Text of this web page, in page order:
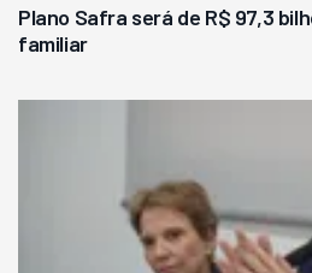
Plano Safra será de R$ 97,3
familiar